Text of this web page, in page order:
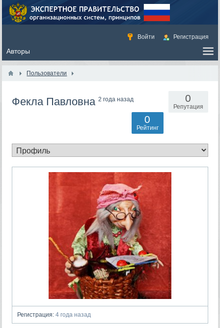
Войти Регистрация
Пользователи
Фекла Павловна2 года назад 0
Репутация
0
Рейтинг
Регистрация: 4 года назад